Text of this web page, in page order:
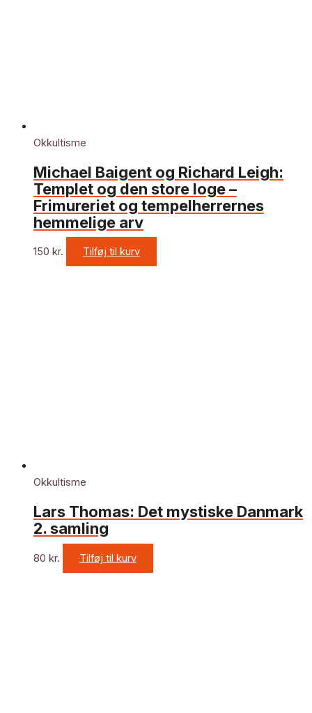
Okkultisme
Michael Baigent og Richard Leigh:
Templet og den store loge –
Frimureriet og tempelherrernes
hemmelige arv
150 kr. Tilføj til kurv
Okkultisme
Lars Thomas: Det mystiske Danmark
2. samling
80 kr. Tilføj til kurv